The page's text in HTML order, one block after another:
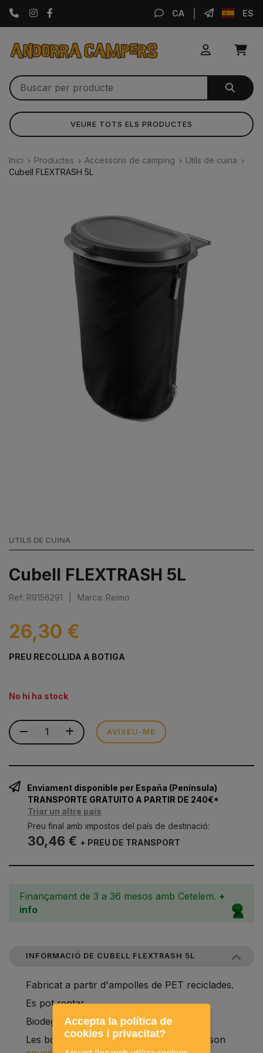
Instagram CA ES
VEURE TOTS ELS PRODUCTES
Inici Productes Accessoris de camping
Utils de cuina
Cubell FLEXTRASH 5L
UTILS DE CUINA
Cubell FLEXTRASH 5L
Ref: R9156291 Marca: Reimo
26,30 €
PREU RECOLLIDA A BOTIGA
No hi ha stock
AVISEU-ME
Enviament disponible per España (Península)
TRANSPORTE GRATUITO A PARTIR DE 240€*
Triar un altre país
Preu final amb impostos del país de destinació:
30,46 € + PREU DE TRANSPORT
Finançament de 3 a 36 mesos amb Cetelem. +
info
INFORMACIÓ DE CUBELL FLEXTRASH 5L
Fabricat a partir d'ampolles de PET reciclades.
Es pot rentar.
Biodegradable.
Les bosses adequades per aquest cubell son
Accepta la política de
cookies i privacitat?